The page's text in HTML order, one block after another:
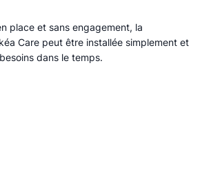
place et sans engagement, la
Care peut être installée simplement et
dans le temps.